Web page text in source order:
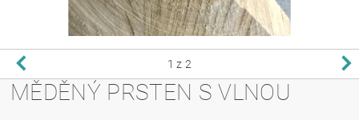
1 z 2
MĚDĚNÝ PRSTEN S VLNOU